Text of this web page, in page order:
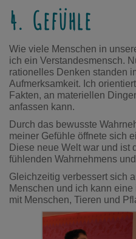
4. Gefühle
Wie viele Menschen in
ich ein Verstandesmensch.
rationelles Denken standen
Aufmerksamkeit. Ich
Fakten, an materiellen
anfassen kann.
Durch das bewusste
meiner Gefühle öffnete sich
Diese neue Welt war und ist
fühlenden Wahrnehmens
Gleichzeitig verbessert sich
Menschen und ich kann
mit Menschen, Tieren und